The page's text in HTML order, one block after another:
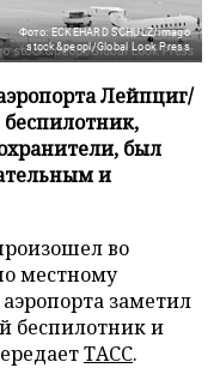
Фото: ECKEHARD SCHULZ/imago
stock&peopl/Global Look Press
Лейпциг/
был
и
во
местному
заметил
беспилотник и
ТАСС.